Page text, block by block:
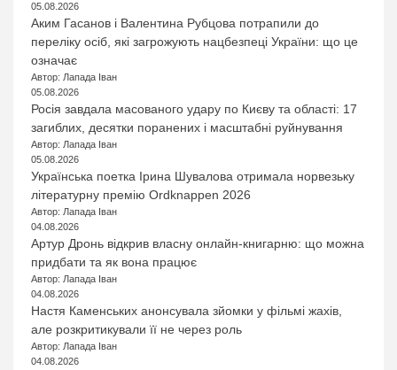
05.08.2026
Аким Гасанов і Валентина Рубцова потрапили до
переліку осіб, які загрожують нацбезпеці України: що це
означає
Автор: Лапада Іван
05.08.2026
Росія завдала масованого удару по Києву та області: 17
загиблих, десятки поранених і масштабні руйнування
Автор: Лапада Іван
05.08.2026
Українська поетка Ірина Шувалова отримала норвезьку
літературну премію Ordknappen 2026
Автор: Лапада Іван
04.08.2026
Артур Дронь відкрив власну онлайн-книгарню: що можна
придбати та як вона працює
Автор: Лапада Іван
04.08.2026
Настя Каменських анонсувала зйомки у фільмі жахів,
але розкритикували її не через роль
Автор: Лапада Іван
04.08.2026